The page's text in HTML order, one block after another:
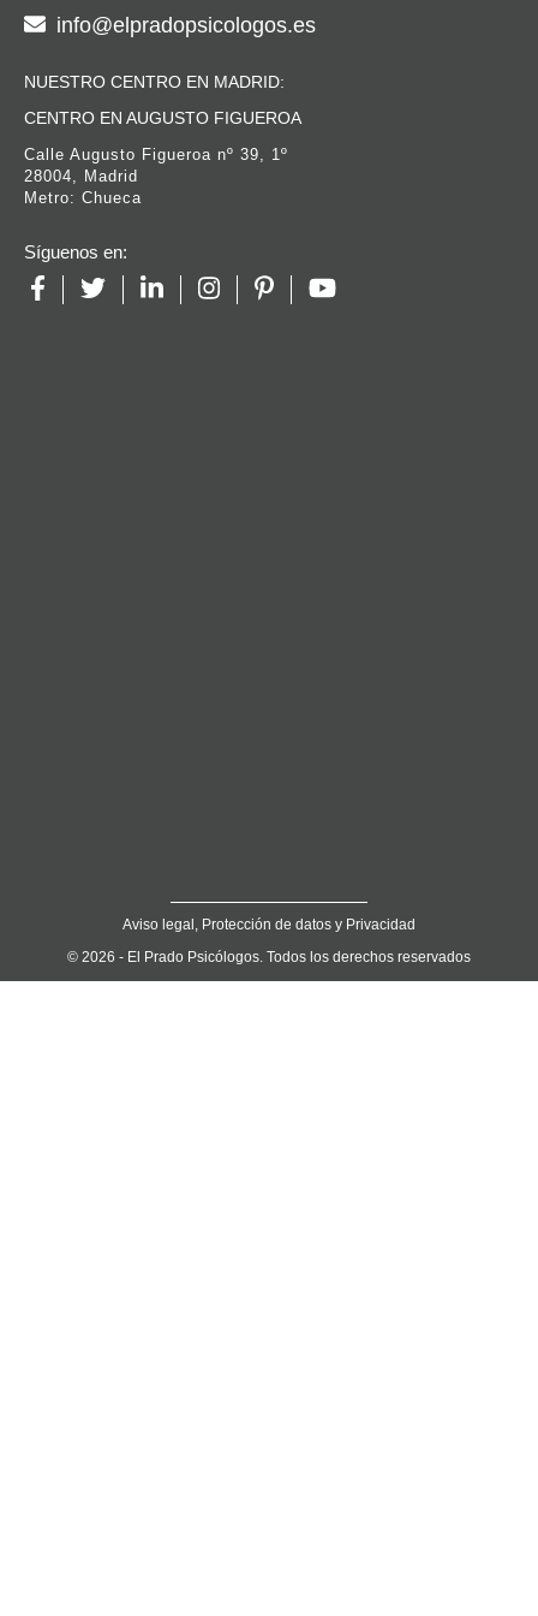
info@elpradopsicologos.es
NUESTRO CENTRO EN MADRID:
CENTRO EN AUGUSTO FIGUEROA
Calle Augusto Figueroa nº 39, 1º
28004, Madrid
Metro: Chueca
Síguenos en:
Aviso legal, Protección de datos y Privacidad
© 2026 - El Prado Psicólogos. Todos los derechos reservados